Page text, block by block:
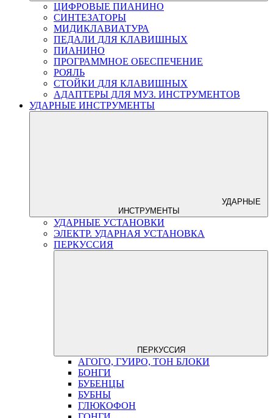
ЦИФРОВЫЕ ПИАНИНО
СИНТЕЗАТОРЫ
МИДИКЛАВИАТУРА
ПЕДАЛИ ДЛЯ КЛАВИШНЫХ
ПИАНИНО
ПРОГРАММНОЕ ОБЕСПЕЧЕНИЕ
РОЯЛЬ
СТОЙКИ ДЛЯ КЛАВИШНЫХ
АДАПТЕРЫ ДЛЯ МУЗ. ИНСТРУМЕНТОВ
УДАРНЫЕ ИНСТРУМЕНТЫ
УДАРНЫЕ
ИНСТРУМЕНТЫ
УДАРНЫЕ УСТАНОВКИ
ЭЛЕКТР. УДАРНАЯ УСТАНОВКА
ПЕРКУССИЯ
ПЕРКУССИЯ
АГОГО, ГУИРО, ТОН БЛОКИ
БОНГИ
БУБЕНЦЫ
БУБНЫ
ГЛЮКОФОН